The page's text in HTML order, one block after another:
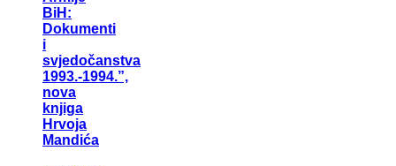
BiH:
Dokumenti
i
svjedočanstva
1993.-1994.”,
nova
knjiga
Hrvoja
Mandića